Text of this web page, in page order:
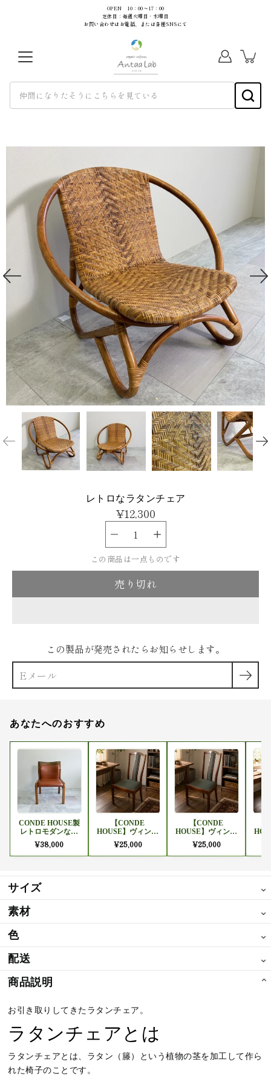
OPEN 10：00～17：00
定休日：毎週火曜日・水曜日
お問い合わせはお電話、または各種SNSにて
lightbox
で
レトロなラタンチェア
¥12,300
バ
リ
ア
ン
ト
を
数量セレクタ
ー
この商品は一点ものです
売り切れ
この製品が発売されたらお知らせします。
あなたへのおすすめ
CONDE HOUSE製
レトロモダンなウ
ッドチェア
¥38,000
【CONDE
HOUSE】ヴィンテ
ージモデル
「Exceed」ハイバ
ックチェア
¥25,000
【CONDE
HOUSE】ヴィンテ
ージモデル
「Exceed」ハイバ
ックチェア
¥25,000
サイズ ⌄
サイズ：縦58cm / 横幅70cm / 高さ70cm
素材 ⌄
ラタンは東南アジアなどの熱帯地域に自生するヤシ科のつる性植物
で、軽くて丈夫、しなやかさがあるため家具の素材として古くから
利用されています。
色 ⌄
色：ブラウン
配送 ⌄
※沖縄等離島への発送は別途配送料がかかる場合があります。
商品説明 ⌄
お引き取りしてきたラタンチェア。
ラタンチェアとは
ラタンチェアとは、 ラタン（籐）という植物の茎を加工して作ら
れた椅子のことです。